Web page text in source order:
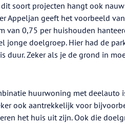
soort projecten hangt ook
Appeljan geeft het voorbeeld
van 0,75 per huishouden
jonge doelgroep. Hier had de
duur. Zeker als je de grond in
huurwoning met deelauto
ook aantrekkelijk voor
het huis uit zijn. Ook die